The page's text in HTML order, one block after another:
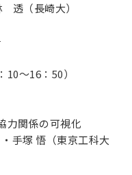
（長崎大）
～16：50）
力関係の可視化
手塚 悟（東京工科大